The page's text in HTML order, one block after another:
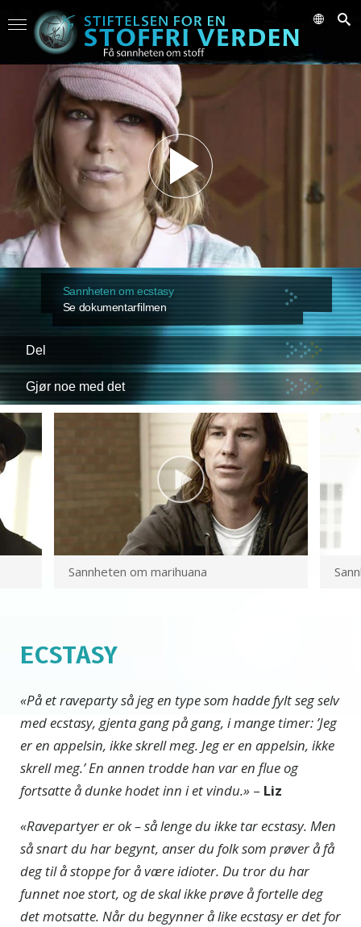
Sannheten om ecstasy
Se dokumentarfilmen
Del
Gjør noe med det
Sannheten om marihuana
ECSTASY
«På et raveparty så jeg en type som hadde fylt seg selv
med ecstasy, gjenta gang på gang, i mange timer: ’Jeg
er en appelsin, ikke skrell meg. Jeg er en appelsin, ikke
skrell meg.’ En annen trodde han var en flue og
fortsatte å dunke hodet inn i et vindu.» – Liz
«Ravepartyer er ok – så lenge du ikke tar ecstasy. Men
så snart du har begynt, anser du folk som prøver å få
deg til å stoppe for å være idioter. Du tror du har
funnet noe stort, og de skal ikke prøve å fortelle deg
det motsatte. Når du begynner å like ecstasy er det for